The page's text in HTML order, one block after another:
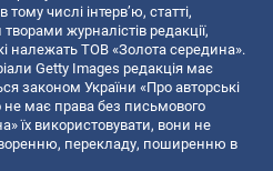
числі інтерв’ю, статті,
журналістів редакції,
належать ТОВ «Золота середина».
Getty Images редакція має
законом України «Про авторські
не має права без письмового
їх використовувати, вони не
перекладу, поширенню в